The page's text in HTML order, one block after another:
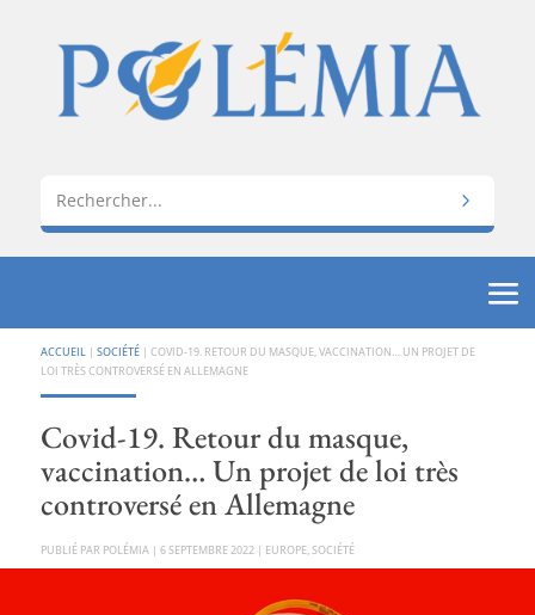
ACCUEIL | SOCIÉTÉ| COVID-19. RETOUR DU MASQUE, VACCINATION… UN PROJET DE
LOI TRÈS CONTROVERSÉ EN ALLEMAGNE
Covid-19. Retour du masque,
vaccination… Un projet de loi très
controversé en Allemagne
PAR POLÉMIA | 6 SEPTEMBRE 2022| EUROPE, SOCIÉTÉ